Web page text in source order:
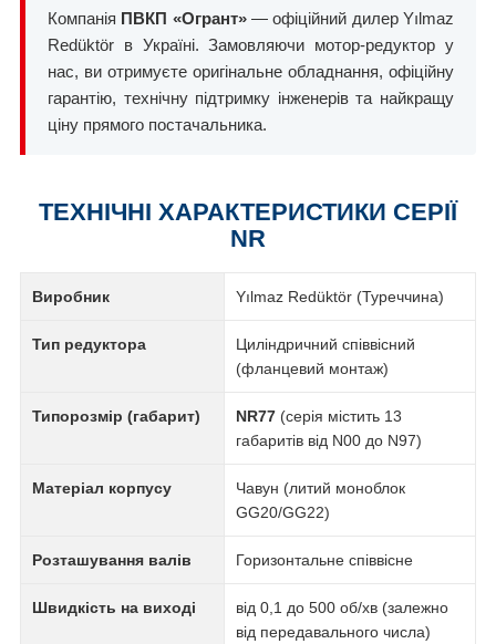
Компанія ПВКП «Огрант»— офіційний дилер Yılmaz
Redüktör в Україні. Замовляючи мотор-редуктор у
нас, ви отримуєте оригінальне обладнання, офіційну
гарантію, технічну підтримку інженерів та найкращу
ціну прямого постачальника.
ТЕХНІЧНІ ХАРАКТЕРИСТИКИ СЕРІЇ
NR
Виробник Yılmaz Redüktör (Туреччина)
Тип редуктора
Циліндричний співвісний
(фланцевий монтаж)
Типорозмір (габарит) NR77 (серія містить 13
габаритів від N00 до N97)
Матеріал корпусу
Чавун (литий моноблок
GG20/GG22)
Розташування валів Горизонтальне співвісне
Швидкість на виході
від 0,1 до 500 об/хв (залежно
від передавального числа)